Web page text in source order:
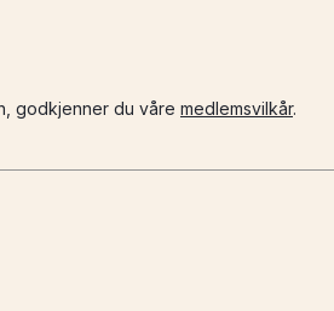
godkjenner du våre medlemsvilkår.